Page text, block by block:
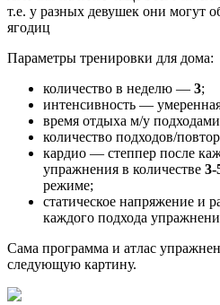
т.е. у разных девушек они могут
ягодиц
Параметры тренировки для дома:
количество в неделю — 3;
интенсивность —
время отдыха м/у
количество подходов/
кардио — степпер после
упражнения в количестве 3-
режиме;
статическое напряжение и
каждого подхода
Сама программа и атлас
следующую картину.